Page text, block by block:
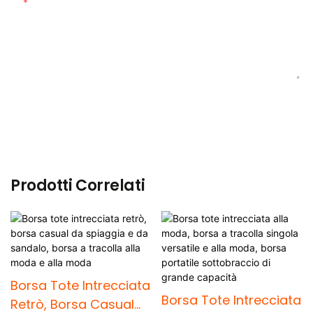
Prodotti Correlati
Borsa Tote Intrecciata
Retrò, Borsa Casual
Borsa Tote Intrecciata